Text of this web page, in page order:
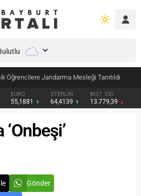
Öğrencilere Jandarma Mesleği Tanıtıldı
EURO
55,1881
STERLİN
64,4139
BIST 100
13.779,39
Gönder